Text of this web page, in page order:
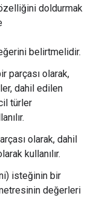
doldurmak
belirtmelidir.
parçası olarak,
dahil edilen
türler
olarak, dahil
kullanılır.
isteğinin bir
değerleri